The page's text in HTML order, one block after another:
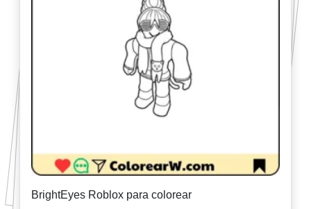
BrightEyes Roblox para colorear